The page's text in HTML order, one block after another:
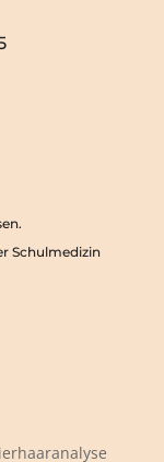
Schulmedizin